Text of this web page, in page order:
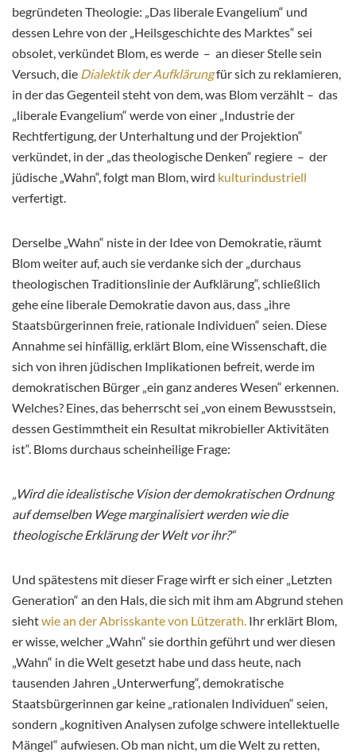
begründeten Theologie: „Das liberale Evangelium“ und
dessen Lehre von der „Heilsgeschichte des Marktes“ sei
obsolet, verkündet Blom, es werde – an dieser Stelle sein
Versuch, die Dialektik der Aufklärungfür sich zu reklamieren,
in der das Gegenteil steht von dem, was Blom verzählt – das
„liberale Evangelium“ werde von einer „Industrie der
Rechtfertigung, der Unterhaltung und der Projektion“
verkündet, in der „das theologische Denken“ regiere – der
jüdische „Wahn“, folgt man Blom, wird kulturindustriell
verfertigt.
Derselbe „Wahn“ niste in der Idee von Demokratie, räumt
Blom weiter auf, auch sie verdanke sich der „durchaus
theologischen Traditionslinie der Aufklärung“, schließlich
gehe eine liberale Demokratie davon aus, dass „ihre
Staatsbürgerinnen freie, rationale Individuen“ seien. Diese
Annahme sei hinfällig, erklärt Blom, eine Wissenschaft, die
sich von ihren jüdischen Implikationen befreit, werde im
demokratischen Bürger „ein ganz anderes Wesen“ erkennen.
Welches? Eines, das beherrscht sei „von einem Bewusstsein,
dessen Gestimmtheit ein Resultat mikrobieller Aktivitäten
ist“. Bloms durchaus scheinheilige Frage:
„Wird die idealistische Vision der demokratischen Ordnung
auf demselben Wege marginalisiert werden wie die
theologische Erklärung der Welt vor ihr?“
Und spätestens mit dieser Frage wirft er sich einer „Letzten
Generation“ an den Hals, die sich mit ihm am Abgrund stehen
siehtwie an der Abrisskante von Lützerath. Ihr erklärt Blom,
er wisse, welcher „Wahn“ sie dorthin geführt und wer diesen
„Wahn“ in die Welt gesetzt habe und dass heute, nach
tausenden Jahren „Unterwerfung“, demokratische
Staatsbürgerinnen gar keine „rationalen Individuen“ seien,
sondern „kognitiven Analysen zufolge schwere intellektuelle
Mängel“ aufwiesen. Ob man nicht, um die Welt zu retten,